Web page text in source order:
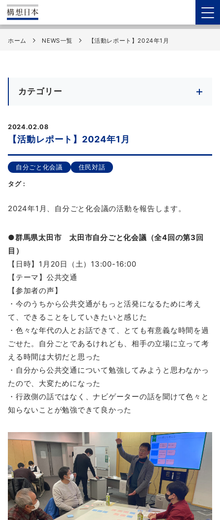
ホーム NEWS一覧 【活動レポート】2024年1月
カテゴリー
2024.02.08
【活動レポート】2024年1月
自分ごと化会議 住民対話
タグ :
2024年1月、自分ごと化会議の活動を報告します。
●群馬県太田市 太田市自分ごと化会議（全4回の第3回
目）
【日時】1月20日（土）13:00-16:00
【テーマ】公共交通
【参加者の声】
・今のうちから公共交通がもっと活発になるために考え
て、できることをしていきたいと感じた
・色々な年代の人とお話できて、とても有意義な時間を過
ごせた。自分ごとであるけれども、相手の立場に立って考
える時間は大切だと思った
・自分から公共交通について勉強してみようと思わなかっ
たので、大変ためになった
・行政側の話ではなく、ナビゲーターの話を聞けて色々と
知らないことが勉強できて良かった